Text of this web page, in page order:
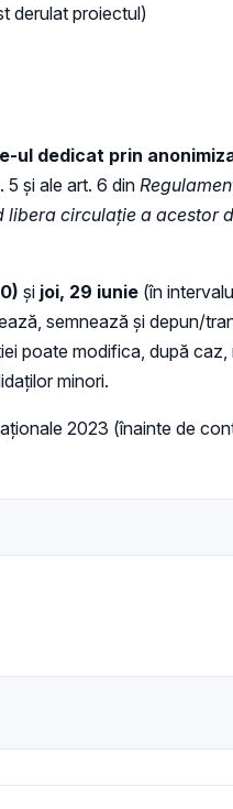
derulat proiectul)
dedicat prin
5 și ale art. 6 din
circulație a acestor
și joi, 29 iunie (în
semnează și depun/
poate modifica, după caz,
minori.
2023 (înainte de